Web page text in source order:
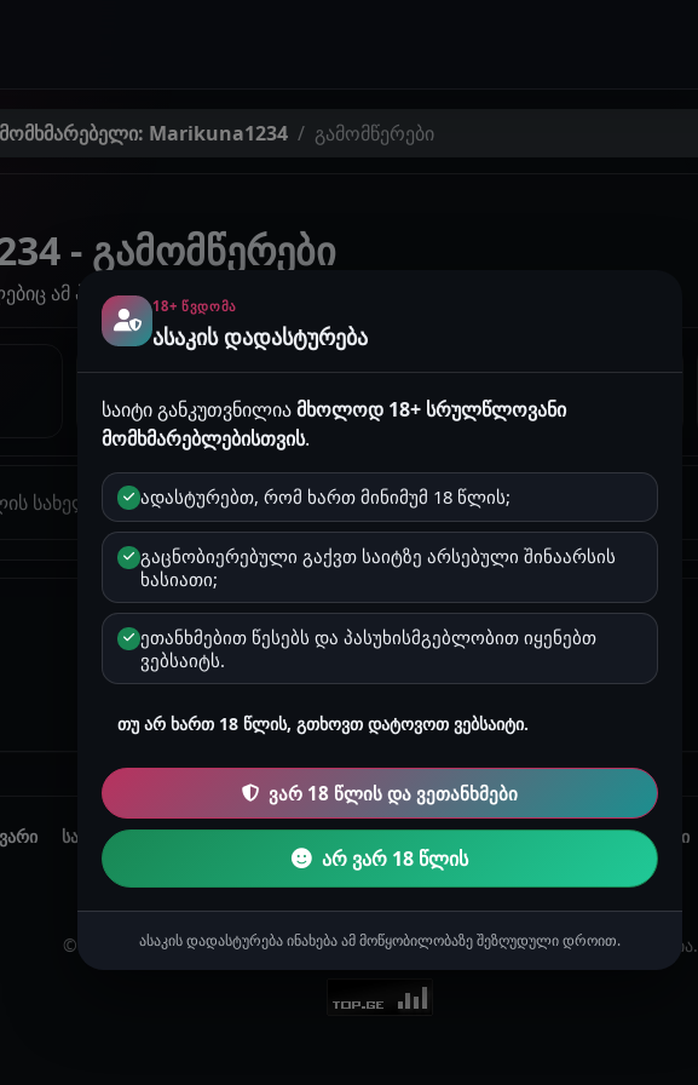
მომხმარებელი: Marikuna1234 გამომწერები
- გამომწერები
ამ პროფილს ადევნებენ თვალს.
გამოწერები მომხმარებლები
გამომწერები ვერ მოიძებნა
საძიებო სიტყვით შესაბამისი მომხმარებელი არ ჩანს.
საიტის შესახებ წესები კონფიდენციალურობა ქულები შეტყობინებები
© 2024 - 2026 ყველა უფლება დაცულია. უნებართვო გამოყენება აკრძალულია.
18+ ᲬᲕᲓᲝᲛᲐ
ასაკის დადასტურება
საიტი განკუთვნილიამხოლოდ 18+ სრულწლოვანი
მომხმარებლებისთვის.
ადასტურებთ, რომ ხართ მინიმუმ 18 წლის;
გაცნობიერებული გაქვთ საიტზე არსებული შინაარსის
ხასიათი;
ეთანხმებით წესებს და პასუხისმგებლობით იყენებთ
ვებსაიტს.
თუ არ ხართ 18 წლის, გთხოვთ დატოვოთ ვებსაიტი.
ვარ 18 წლის და ვეთანხმები
არ ვარ 18 წლის
ასაკის დადასტურება ინახება ამ მოწყობილობაზე შეზღუდული დროით.